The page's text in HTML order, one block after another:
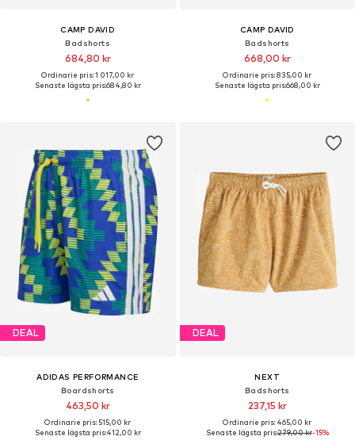
CAMP DAVID
Badshorts
684,80 kr
Ordinarie pris: 1 017,00 kr
Senaste lägsta pris:684,80 kr
CAMP DAVID
Badshorts
668,00 kr
Ordinarie pris: 835,00 kr
Senaste lägsta pris:668,00 kr
DEAL
ADIDAS PERFORMANCE
Boardshorts
463,50 kr
Ordinarie pris: 515,00 kr
Senaste lägsta pris:412,00 kr
DEAL
NEXT
Badshorts
237,15 kr
Ordinarie pris: 465,00 kr
Senaste lägsta pris:279,00 kr-15%